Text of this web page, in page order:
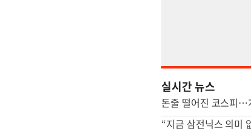
실시간 뉴스